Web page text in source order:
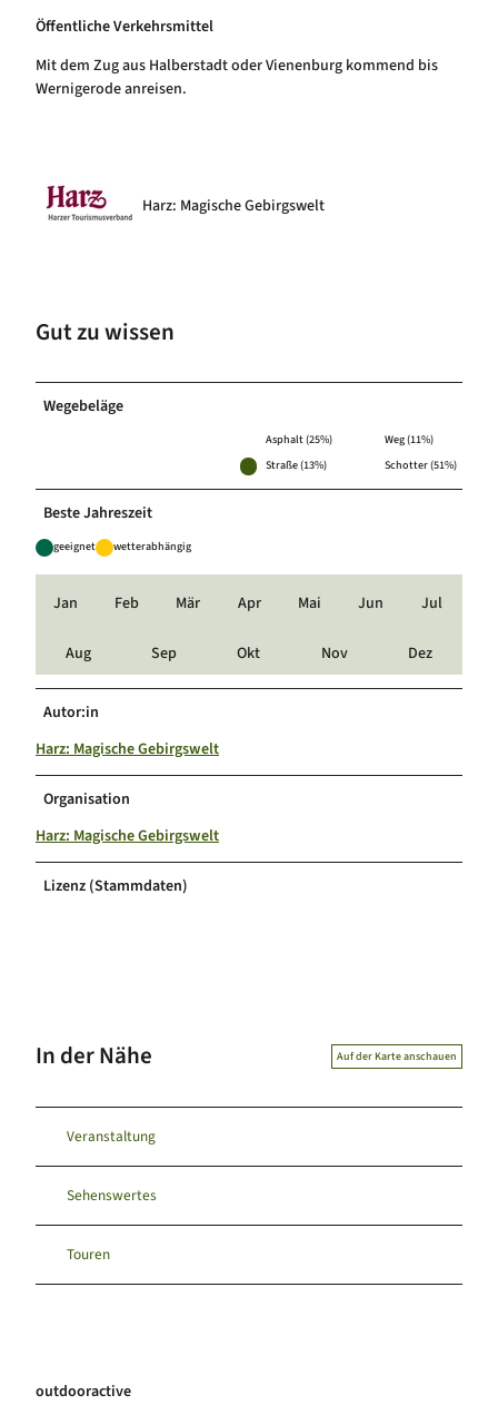
Öffentliche Verkehrsmittel
Mit dem Zug aus Halberstadt oder Vienenburg kommend bis
Wernigerode anreisen.
Harz: Magische Gebirgswelt
Gut zu wissen
Wegebeläge
Asphalt (25%)
Weg (11%)
Straße (13%)
Schotter (51%)
Beste Jahreszeit
geeignet wetterabhängig
Jan Feb Mär Apr Mai Jun Jul
Aug Sep Okt Nov Dez
Autor:in
Harz: Magische Gebirgswelt
Organisation
Harz: Magische Gebirgswelt
Lizenz (Stammdaten)
In der Nähe Auf der Karte anschauen
Veranstaltung
Sehenswertes
Touren
outdooractive